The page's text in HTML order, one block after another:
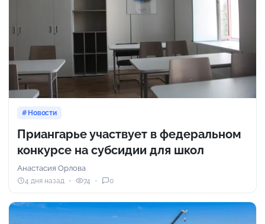
Новости
Приангарье участвует в федеральном
конкурсе на субсидии для школ
Анастасия Орлова
4 дня назад 74 0